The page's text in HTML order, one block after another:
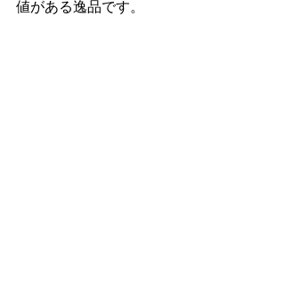
値がある逸品です。